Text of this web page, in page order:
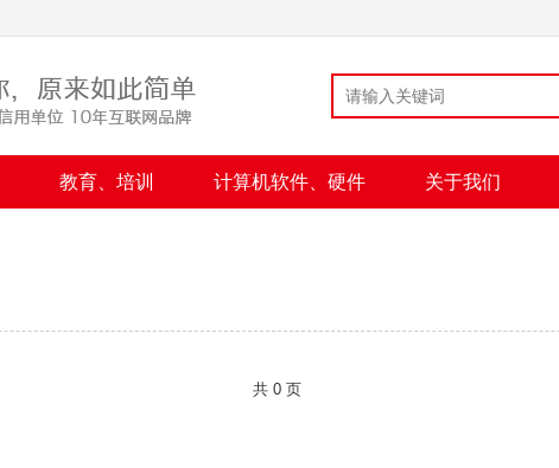
教育、培训 计算机软件、硬件 关于我们
共 0 页